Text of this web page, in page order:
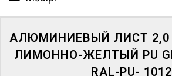
ПАНЕЛИ
АЛЮМИНИЕВЫЙ ЛИСТ 2,0
ЛИМОННО-ЖЕЛТЫЙ PU
RAL-PU- 1012